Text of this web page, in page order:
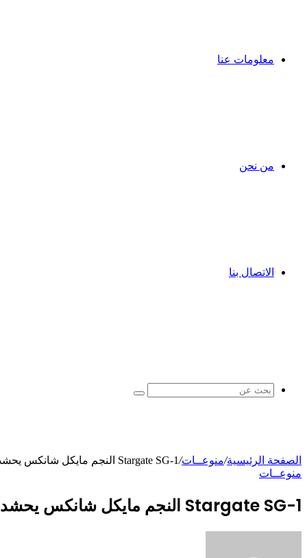
معلومات عنا
من نحن
الاتصال بنا
بحث
الصفحة الرئيسية/منوعــات/Stargate SG-1 النجم مايكل شانكس يحشد الجماهير بعد إحياء Amazon Axes
منوعــات
Stargate SG-1 النجم مايكل شانكس يحشد الجماهير بعد إحياء Amazon Axes